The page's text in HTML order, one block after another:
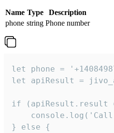
Name Type
Description
phone string Phone number
let phone =
let apiResult =
if (apiResult.result
} else {